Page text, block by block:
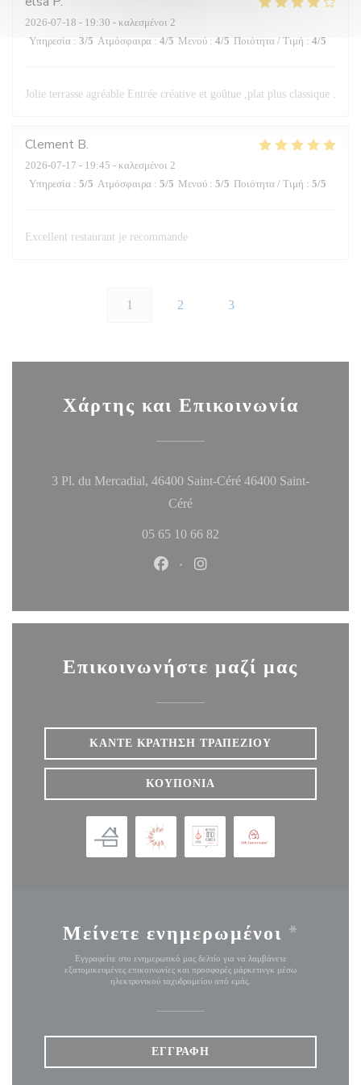
2026-07-18 - 19:30 - καλεσμένοι 2
Υπηρεσία : 3/5 Ατμόσφαιρα : 4/5 Μενού : 4/5 Ποιότητα / Τιμή : 4/5
Jolie terrasse agréable Entrée créative et goûtue ,plat plus classique .
Clement B
2026-07-17 - 19:45 - καλεσμένοι 2
Υπηρεσία : 5/5 Ατμόσφαιρα : 5/5 Μενού : 5/5 Ποιότητα / Τιμή : 5/5
Excellent restaurant je recommande
1 2 3
Χάρτης και Επικοινωνία
3 Pl. du Mercadial, 46400 Saint-Céré 46400 Saint-
Céré((ανοίγει σε νέο παράθυρο))
05 65 10 66 82
Facebook ((ανοίγει σε νέο
Επικοινωνήστε μαζί μας
ΚΆΝΤΕ ΚΡΆΤΗΣΗ ΤΡΑΠΕΖΙΟΎ
ΚΟΥΠΌΝΙΑ
Μείνετε ενημερωμένοι *
Εγγραφείτε στο ενημερωτικό μας δελτίο για να λαμβάνετε
εξατομικευμένες επικοινωνίες και προσφορές μάρκετινγκ μέσω
ηλεκτρονικού ταχυδρομείου από εμάς.
ΕΓΓΡΑΦΉ